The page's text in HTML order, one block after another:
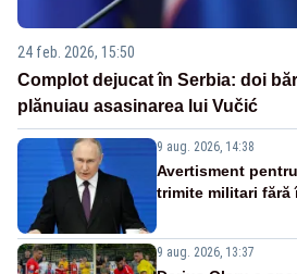
24 feb. 2026, 15:50
Complot dejucat în Serbia: doi
plănuiau asasinarea lui Vučić
9 aug. 2026, 14:38
Avertisment
trimite militari fără
9 aug. 2026, 13:37